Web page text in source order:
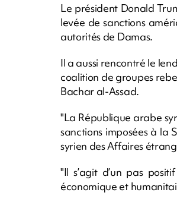
Le président Donald
levée de sanctions
autorités de Damas.
Il a aussi rencontré le
coalition de groupes
Bachar al-Assad.
"La République arabe
sanctions imposées à la
syrien des Affaires
"Il s’agit d’un pas
économique et